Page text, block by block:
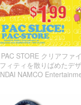
STORE クリアフ
ィティを散りばめたデ
NAMCO